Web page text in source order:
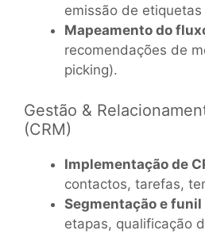
emissão de
Mapeamento do
recomendações de
picking).
Gestão &
(CRM)
Implementação de
contactos, tarefas,
Segmentação e funil
etapas, qualificação